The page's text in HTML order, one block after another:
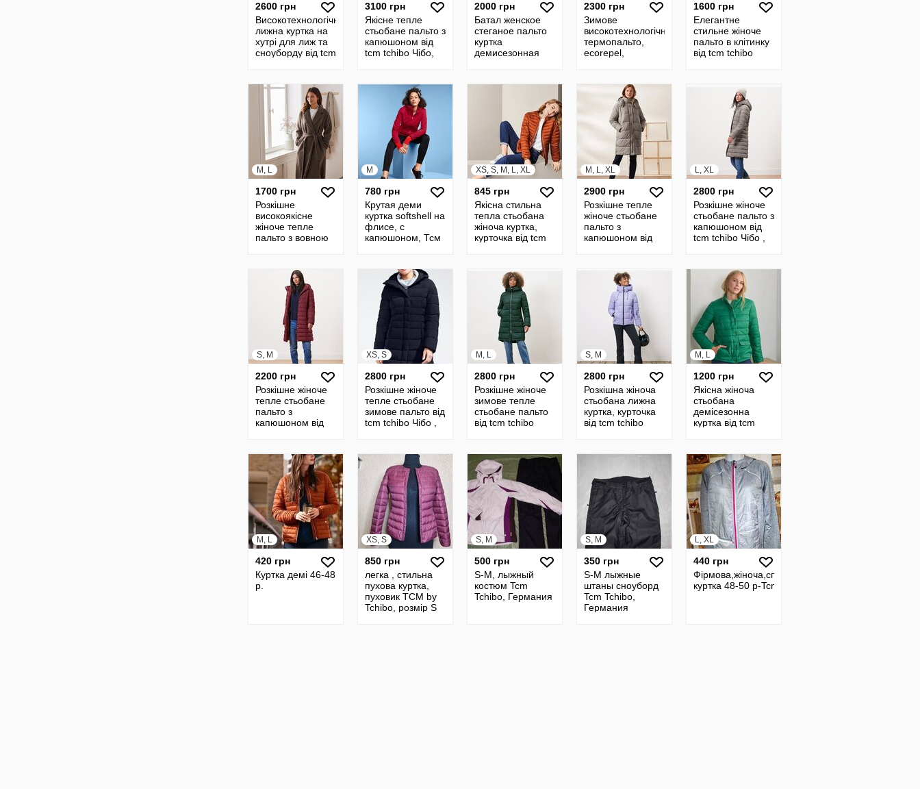
2600 грн
Високотехнологічна
лижна куртка на
хутрі для лиж та
сноуборду від tcm
3100 грн
Якісне тепле
стьобане пальто з
капюшоном від
tcm tchibo Чібо,
2000 грн
Батал женское
стеганое пальто
куртка
демисезонная
2300 грн
Зимове
високотехнологічне
термопальто,
ecorepel,
Німеччина,xs-L
1600 грн
Елегантне
стильне жіноче
пальто в клітинку
від tcm tchibo
M, L
1700 грн
Розкішне
високоякісне
жіноче тепле
пальто з вовною
M
780 грн
Крутая деми
куртка softshell на
флисе, с
капюшоном, Тсм
XS, S, M, L, XL
845 грн
Якісна стильна
тепла стьобана
жіноча куртка,
курточка від tcm
M, L, XL
2900 грн
Розкішне тепле
жіноче стьобане
пальто з
капюшоном від
L, XL
2800 грн
Розкішне жіноче
стьобане пальто з
капюшоном від
tcm tchibo Чібо ,
S, M
2200 грн
Розкішне жіноче
тепле стьобане
пальто з
капюшоном від
XS, S
2800 грн
Розкішне жіноче
тепле стьобане
зимове пальто від
tcm tchibo Чібо ,
M, L
2800 грн
Розкішне жіноче
зимове тепле
стьобане пальто
від tcm tchibo
S, M
2800 грн
Розкішна жіноча
стьобана лижна
куртка, курточка
від tcm tchibo
M, L
1200 грн
Якісна жіноча
стьобана
демісезонна
куртка від tcm
M, L
420 грн
Куртка демі 46-48
р.
XS, S
850 грн
легка , стильна
пухова куртка,
пуховик TCM by
Tchibo, розмір S
S, M
500 грн
S-M, лыжный
костюм Tcm
Tchibo, Германия
S, M
350 грн
S-M лыжные
штаны сноуборд
Tcm Tchibo,
Германия
L, XL
440 грн
Фірмова,жіноча,спортивна
куртка 48-50 р-Tcm Tchibo